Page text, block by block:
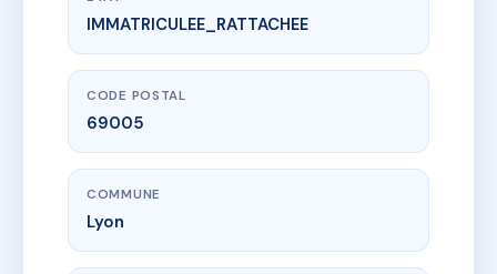
www.vme.plus/AA0011981
26 BOEUF
26 r du boeuf
IMMATRICULEE_RATTACHEE
CODE POSTAL
69005
COMMUNE
Lyon